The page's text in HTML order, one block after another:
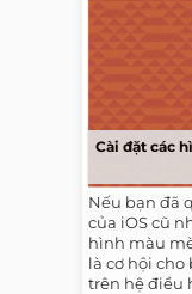
Cài đặt các
Nếu bạn đã
của iOS cũ
hình màu
là cơ hội cho
trên hệ điều